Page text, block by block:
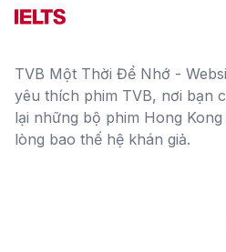
TVB Một Thời Để Nhớ -
yêu thích phim TVB, nơi bạn
lại những bộ phim Hong
lòng bao thế hệ khán giả.